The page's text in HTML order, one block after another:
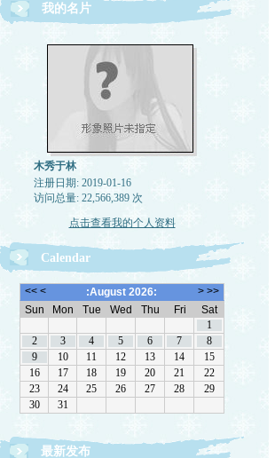
我的名片
木秀于林
注册日期: 2019-01-16
访问总量: 22,566,389 次
点击查看我的个人资料
Calendar
最新发布